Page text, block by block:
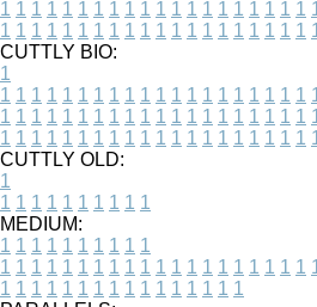
1 1 1 1 1 1 1 1 1 1 1 1 1 1 1 1 1 1 1 1
1 1 1 1 1 1 1 1 1 1 1 1 1 1 1 1 1 1 1 1
CUTTLY BIO:
1
1 1 1 1 1 1 1 1 1 1 1 1 1 1 1 1 1 1 1 1
1 1 1 1 1 1 1 1 1 1 1 1 1 1 1 1 1 1 1 1
1 1 1 1 1 1 1 1 1 1 1 1 1 1 1 1 1 1 1 1
CUTTLY OLD:
1
1 1 1 1 1 1 1 1 1 1
MEDIUM:
1 1 1 1 1 1 1 1 1 1
1 1 1 1 1 1 1 1 1 1 1 1 1 1 1 1 1 1 1 1
1 1 1 1 1 1 1 1 1 1 1 1 1 1 1 1